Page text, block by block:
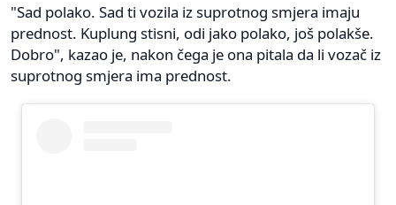
"Sad polako. Sad ti vozila iz suprotnog smjera imaju
prednost. Kuplung stisni, odi jako polako, još polakše.
Dobro", kazao je, nakon čega je ona pitala da li vozač iz
suprotnog smjera ima prednost.